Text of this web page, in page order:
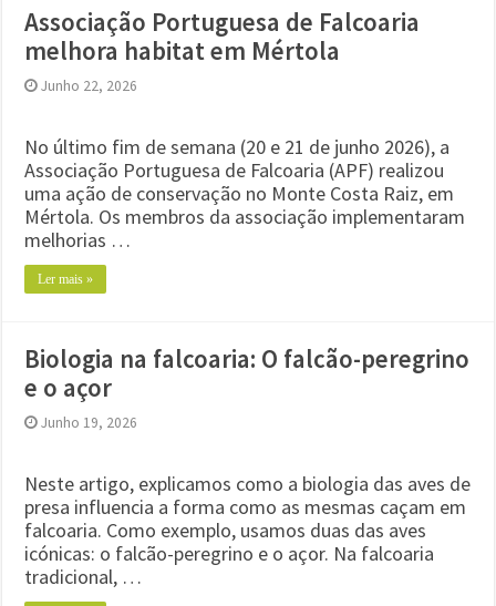
Associação Portuguesa de Falcoaria
melhora habitat em Mértola
Junho 22, 2026
No último fim de semana (20 e 21 de junho 2026), a
Associação Portuguesa de Falcoaria (APF) realizou
uma ação de conservação no Monte Costa Raiz, em
Mértola. Os membros da associação implementaram
melhorias …
Ler mais »
Biologia na falcoaria: O falcão-peregrino
e o açor
Junho 19, 2026
Neste artigo, explicamos como a biologia das aves de
presa influencia a forma como as mesmas caçam em
falcoaria. Como exemplo, usamos duas das aves
icónicas: o falcão-peregrino e o açor. Na falcoaria
tradicional, …